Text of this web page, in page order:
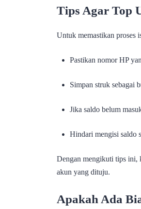
Tips Agar Top
Untuk memastikan proses
Pastikan nomor HP
Simpan struk sebagai
Jika saldo belum
Hindari mengisi saldo
Dengan mengikuti tips ini,
akun yang dituju.
Apakah Ada